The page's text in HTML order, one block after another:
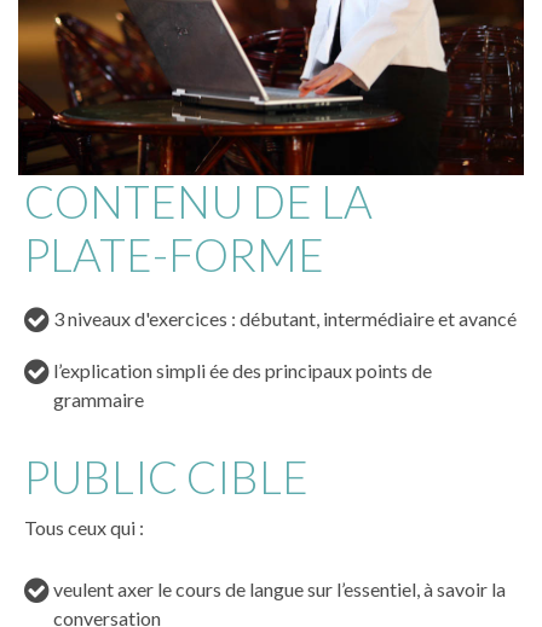
CONTENU DE LA
PLATE-FORME
3 niveaux d'exercices : débutant, intermédiaire et avancé
l’explication simpli ée des principaux points de
grammaire
PUBLIC CIBLE
Tous ceux qui :
veulent axer le cours de langue sur l’essentiel, à savoir la
conversation